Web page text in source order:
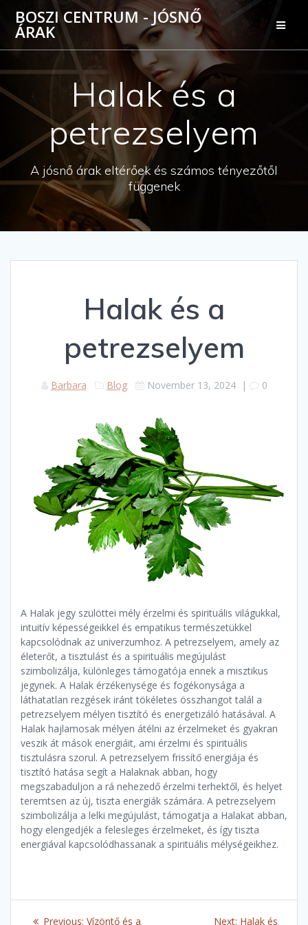
Skip
to
content
BOSZI CENTRUM - JÓSNŐ
ÁRAK
Halak és a
petrezselyem
A jósnő árak eltérőek és számos tényezőtől
függenek
Halak és a
petrezselyem
Barbara Blog November 13, 2024| 0
A Halak jegy szülöttei mély érzelmi és spirituális világukkal,
intuitív képességeikkel és empatikus természetükkel
kapcsolódnak az univerzumhoz. A petrezselyem, amely az
életerőt, a tisztulást és a spirituális megújulást
szimbolizálja, különleges támogatója ennek a misztikus
jegynek. A Halak érzékenysége és fogékonysága a
láthatatlan rezgések iránt tökéletes összhangot talál a
petrezselyem mélyen tisztító és energetizáló hatásával. A
Halak hajlamosak mélyen átélni az érzelmeket és gyakran
veszik át mások energiáit, ami érzelmi és spirituális
tisztulásra szorul. A petrezselyem frissítő energiája és
tisztító hatása segít a Halaknak abban, hogy
megszabaduljon a rá nehezedő érzelmi terhektől, és helyet
teremtsen az új, tiszta energiák számára. A petrezselyem
szimbolizálja a lelki megújulást, támogatja a Halakat abban,
hogy elengedjék a felesleges érzelmeket, és így tiszta
energiával kapcsolódhassanak a spirituális mélységeikhez.
PostPrevious: Previous
Vízöntő és a
Next: Next
Halak és